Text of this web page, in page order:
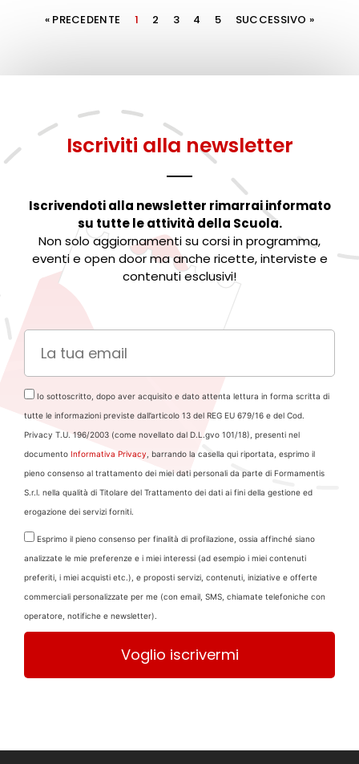
« PRECEDENTE 1 2 3 4 5 SUCCESSIVO »
Iscriviti alla newsletter
Iscrivendoti alla newsletter rimarrai informato
su tutte le attività della Scuola.
Non solo aggiornamenti su corsi in programma,
eventi e open door ma anche ricette, interviste e
contenuti esclusivi!
Io sottoscritto, dopo aver acquisito e dato attenta lettura in forma scritta di
tutte le informazioni previste dall’articolo 13 del REG EU 679/16 e del Cod.
Privacy T.U. 196/2003 (come novellato dal D.L.gvo 101/18), presenti nel
documento Informativa Privacy , barrando la casella qui riportata, esprimo il
pieno consenso al trattamento dei miei dati personali da parte di Formamentis
S.r.l. nella qualità di Titolare del Trattamento dei dati ai fini della gestione ed
erogazione dei servizi forniti.
Esprimo il pieno consenso per finalità di profilazione, ossia affinché siano
analizzate le mie preferenze e i miei interessi (ad esempio i miei contenuti
preferiti, i miei acquisti etc.), e proposti servizi, contenuti, iniziative e offerte
commerciali personalizzate per me (con email, SMS, chiamate telefoniche con
operatore, notifiche e newsletter).